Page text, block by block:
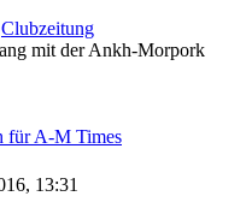
Clubzeitung
mit der Ankh-Morpork
für A-M Times
13:31